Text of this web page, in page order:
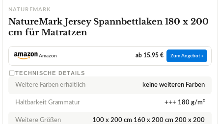
NATUREMARK
NatureMark Jersey Spannbettlaken 180 x 200
cm für Matratzen
Amazon ab 15,95 € Zum Angebot »
TECHNISCHE DETAILS
Weitere Farben erhältlich keine weiteren Farben
Haltbarkeit Grammatur +++ 180 g/m²
Weitere Größen
100 x 200 cm 160 x 200 cm 200 x 200